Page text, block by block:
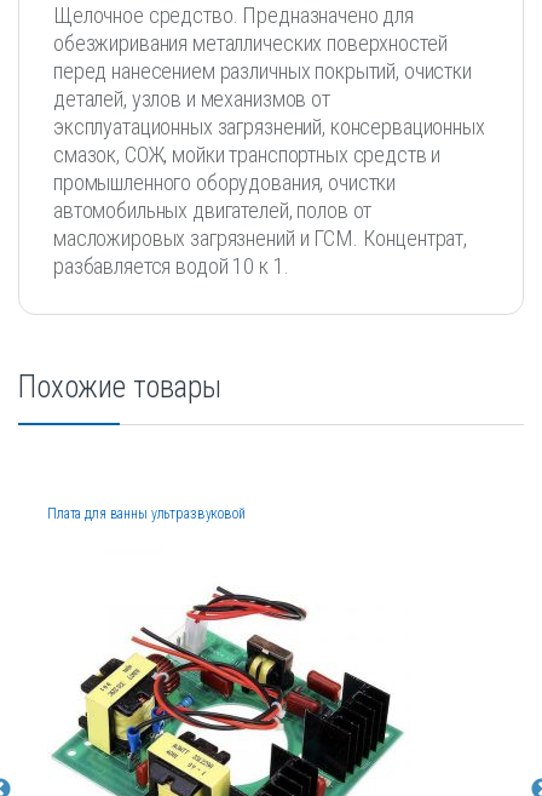
Щелочное средство. Предназначено для
обезжиривания металлических поверхностей
перед нанесением различных покрытий, очистки
деталей, узлов и механизмов от
эксплуатационных загрязнений, консервационных
смазок, СОЖ, мойки транспортных средств и
промышленного оборудования, очистки
автомобильных двигателей, полов от
масложировых загрязнений и ГСМ. Концентрат,
разбавляется водой 10 к 1.
Похожие товары
Плата для ванны ультразвуковой